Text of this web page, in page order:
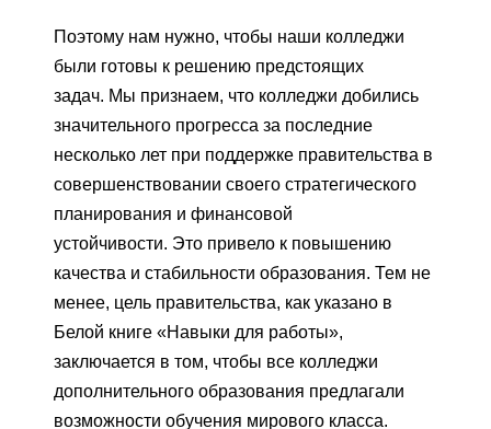
Поэтому нам нужно, чтобы наши колледжи
были готовы к решению предстоящих
задач. Мы признаем, что колледжи добились
значительного прогресса за последние
несколько лет при поддержке правительства в
совершенствовании своего стратегического
планирования и финансовой
устойчивости. Это привело к повышению
качества и стабильности образования. Тем не
менее, цель правительства, как указано в
Белой книге «Навыки для работы»,
заключается в том, чтобы все колледжи
дополнительного образования предлагали
возможности обучения мирового класса.